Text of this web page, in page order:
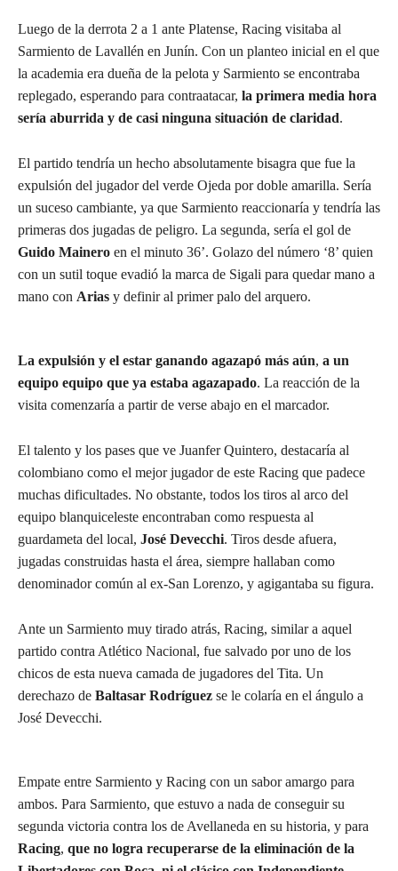
Luego de la derrota 2 a 1 ante Platense, Racing visitaba al
Sarmiento de Lavallén en Junín. Con un planteo inicial en el que
la academia era dueña de la pelota y Sarmiento se encontraba
replegado, esperando para contraatacar, la primera media hora
sería aburrida y de casi ninguna situación de claridad.
El partido tendría un hecho absolutamente bisagra que fue la
expulsión del jugador del verde Ojeda por doble amarilla. Sería
un suceso cambiante, ya que Sarmiento reaccionaría y tendría las
primeras dos jugadas de peligro. La segunda, sería el gol de
Guido Mainero en el minuto 36’. Golazo del número ‘8’ quien
con un sutil toque evadió la marca de Sigali para quedar mano a
mano con Arias y definir al primer palo del arquero.
La expulsión y el estar ganando agazapó más aún, a un
equipo equipo que ya estaba agazapado. La reacción de la
visita comenzaría a partir de verse abajo en el marcador.
El talento y los pases que ve Juanfer Quintero, destacaría al
colombiano como el mejor jugador de este Racing que padece
muchas dificultades. No obstante, todos los tiros al arco del
equipo blanquiceleste encontraban como respuesta al
guardameta del local, José Devecchi. Tiros desde afuera,
jugadas construidas hasta el área, siempre hallaban como
denominador común al ex-San Lorenzo, y agigantaba su figura.
Ante un Sarmiento muy tirado atrás, Racing, similar a aquel
partido contra Atlético Nacional, fue salvado por uno de los
chicos de esta nueva camada de jugadores del Tita. Un
derechazo de Baltasar Rodríguez se le colaría en el ángulo a
José Devecchi.
Empate entre Sarmiento y Racing con un sabor amargo para
ambos. Para Sarmiento, que estuvo a nada de conseguir su
segunda victoria contra los de Avellaneda en su historia, y para
Racing, que no logra recuperarse de la eliminación de la